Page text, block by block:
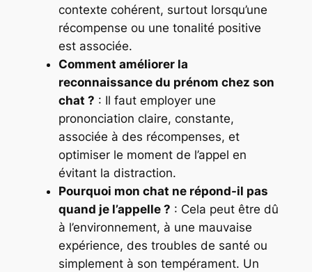
contexte cohérent, surtout lorsqu’une
récompense ou une tonalité positive
est associée.
Comment améliorer la
reconnaissance du prénom chez son
chat ? : Il faut employer une
prononciation claire, constante,
associée à des récompenses, et
optimiser le moment de l’appel en
évitant la distraction.
Pourquoi mon chat ne répond-il pas
quand je l’appelle ? : Cela peut être dû
à l’environnement, à une mauvaise
expérience, des troubles de santé ou
simplement à son tempérament. Un